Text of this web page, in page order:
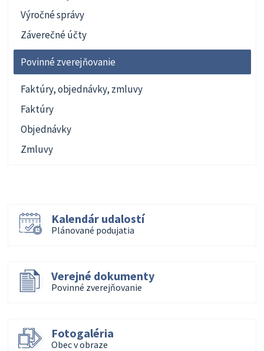
Výročné správy
Záverečné účty
Povinné zverejňovanie
Faktúry, objednávky, zmluvy
Faktúry
Objednávky
Zmluvy
Kalendár udalostí
Plánované podujatia
Verejné dokumenty
Povinné zverejňovanie
Fotogaléria
Obec v obraze